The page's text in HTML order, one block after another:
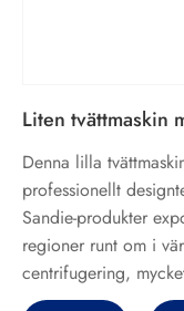
Liten tvättmaskin
Denna lilla
professionellt
Sandie-produkter
regioner runt om i
centrifugering,